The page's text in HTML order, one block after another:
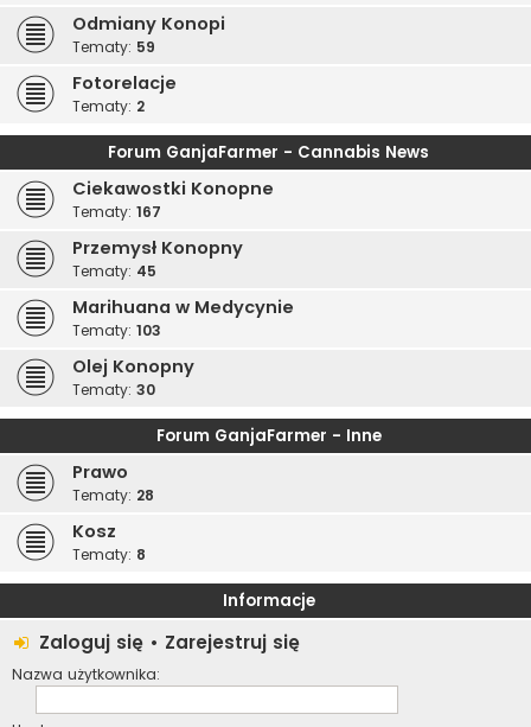
Odmiany Konopi
Tematy: 59
Fotorelacje
Tematy: 2
Forum GanjaFarmer - Cannabis News
Ciekawostki Konopne
Tematy: 167
Przemysł Konopny
Tematy: 45
Marihuana w Medycynie
Tematy: 103
Olej Konopny
Tematy: 30
Forum GanjaFarmer - Inne
Prawo
Tematy: 28
Kosz
Tematy: 8
Informacje
Zaloguj się • Zarejestruj się
Nazwa użytkownika: